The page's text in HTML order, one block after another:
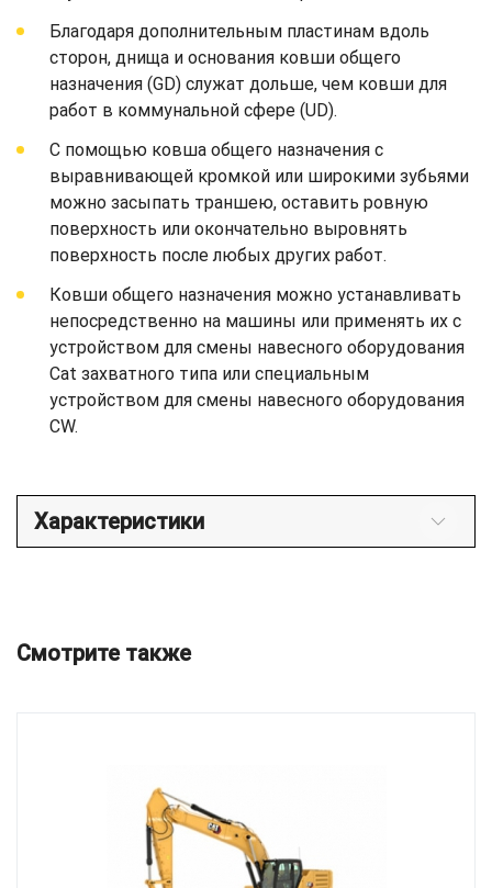
Благодаря дополнительным пластинам вдоль
сторон, днища и основания ковши общего
назначения (GD) служат дольше, чем ковши для
работ в коммунальной сфере (UD).
С помощью ковша общего назначения с
выравнивающей кромкой или широкими зубьями
можно засыпать траншею, оставить ровную
поверхность или окончательно выровнять
поверхность после любых других работ.
Ковши общего назначения можно устанавливать
непосредственно на машины или применять их с
устройством для смены навесного оборудования
Cat захватного типа или специальным
устройством для смены навесного оборудования
CW.
Характеристики
Смотрите также